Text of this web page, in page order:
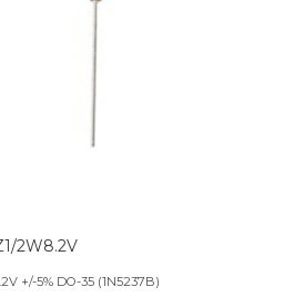
2W8.2V
+/-5% DO-35 (1N5237B)